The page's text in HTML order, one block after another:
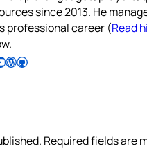
since 2013. He
professional career (Read
Follow Pradeep on WordPress Follow Pradeep on GitHub
Required fields are